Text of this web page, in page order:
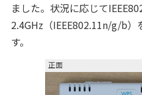
ました。状況に応じて
2.4GHz（IEEE802.11n/g/b
す。
正面